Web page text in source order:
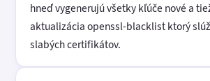
hneď vygenerujú všetky kľúče nové a
aktualizácia openssl-blacklist ktorý
slabých certifikátov.